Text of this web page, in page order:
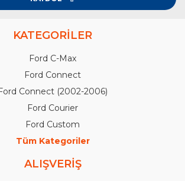
KATEGORİLER
Ford C-Max
Ford Connect
Connect (2002-2006)
Ford Courier
Ford Custom
Tüm Kategoriler
ALIŞVERİŞ